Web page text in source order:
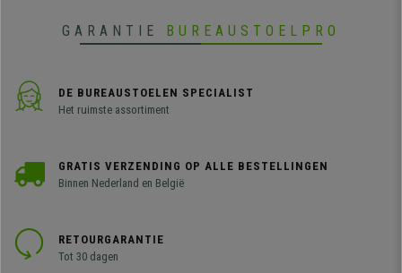
GARANTIE BUREAUSTOELPRO
DE BUREAUSTOELEN SPECIALIST
Het ruimste assortiment
GRATIS VERZENDING OP ALLE BESTELLINGEN
Binnen Nederland en België
RETOURGARANTIE
Tot 30 dagen